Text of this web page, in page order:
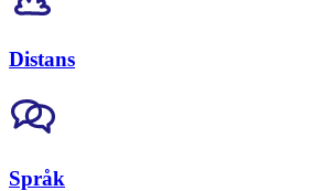
Distans
Språk